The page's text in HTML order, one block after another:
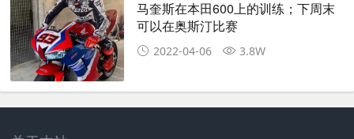
马奎斯在本田600上的训练；下周末
可以在奥斯汀比赛
2022-04-06 3.8W